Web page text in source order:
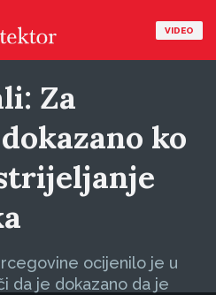
VIDEO
Za
ko
ocijenilo je u
da je dokazano da je